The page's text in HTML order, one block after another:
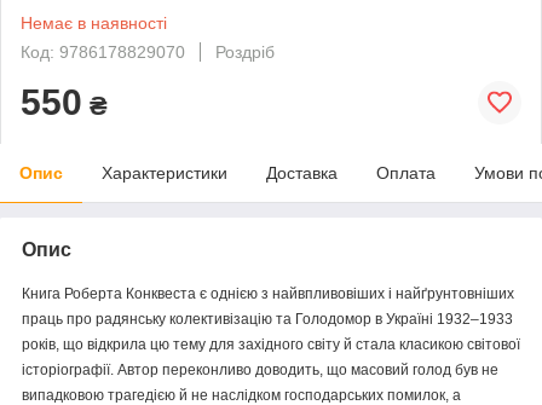
Немає в наявності
Код: 9786178829070
Роздріб
550 ₴
Опис Характеристики Доставка Оплата Умови
Опис
Книга Роберта Конквеста є однією з найвпливовіших і найґрунтовніших
праць про радянську колективізацію та Голодомор в Україні 1932–1933
років, що відкрила цю тему для західного світу й стала класикою світової
історіографії. Автор переконливо доводить, що масовий голод був не
випадковою трагедією й не наслідком господарських помилок, а